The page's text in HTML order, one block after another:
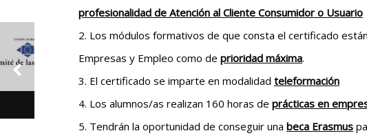
profesionalidad de Atención al Cliente Consumidor o Usuario
Los módulos formativos de que consta el certificado
Empresas y Empleo como de prioridad máxima.
El certificado se imparte en modalidad teleformación
Los alumnos/as realizan 160 horas de prácticas en
Tendrán la oportunidad de conseguir una beca Erasmus